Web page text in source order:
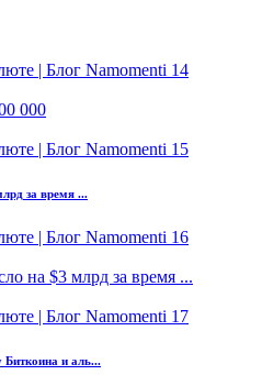
000
за время ...
на $3 млрд за время ...
и аль...